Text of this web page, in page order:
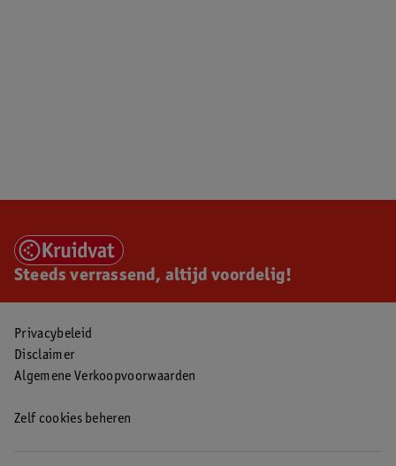
Steeds verrassend, altijd voordelig!
Privacybeleid
Disclaimer
Algemene Verkoopvoorwaarden
Zelf cookies beheren